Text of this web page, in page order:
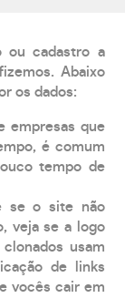
ou cadastro a
Abaixo
os dados:
empresas que
é comum
tempo de
se o site não
veja se a logo
usam
de links
vocês cair em